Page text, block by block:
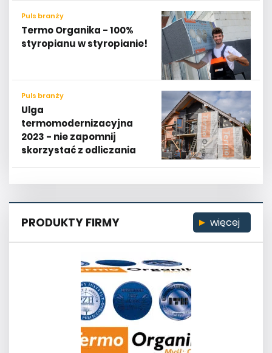
Puls branży
Termo Organika - 100%
styropianu w styropianie!
Puls branży
Ulga
termomodernizacyjna
2023 - nie zapomnij
skorzystać z odliczania
PRODUKTY FIRMY więcej